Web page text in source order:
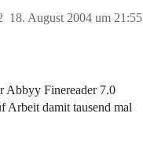
18. August 2004 um 21:55
Abbyy Finereader 7.0
Arbeit damit tausend mal